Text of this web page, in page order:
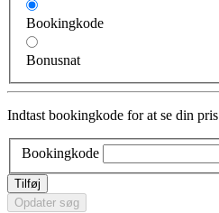
Bookingkode
Bonusnat
Indtast bookingkode for at se din pris
Bookingkode
Tilføj
Opdater søg